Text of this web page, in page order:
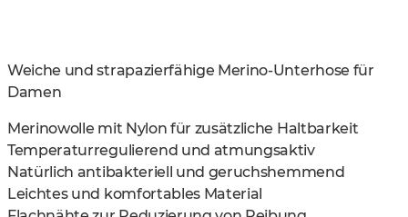
Weiche und strapazierfähige Merino-Unterhose für
Damen
Merinowolle mit Nylon für zusätzliche Haltbarkeit
Temperaturregulierend und atmungsaktiv
Natürlich antibakteriell und geruchshemmend
Leichtes und komfortables Material